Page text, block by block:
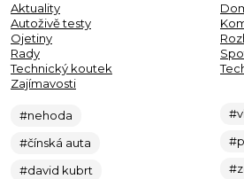
Aktuality
Autoživě testy
Ojetiny
Rady
Technický koutek
Zajímavosti
#nehoda
#čínská auta
#david kubrt